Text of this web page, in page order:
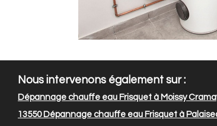
Nous intervenons également sur :
Dépannage chauffe eau Frisquet à Moissy
13550Dépannage chauffe eau Frisquet à